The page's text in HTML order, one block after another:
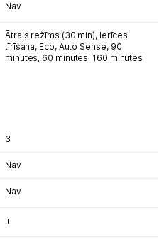
Nav
Ātrais režīms (30 min), Ierīces
tīrīšana, Eco, Auto Sense, 90
minūtes, 60 minūtes, 160 minūtes
3
Nav
Nav
Ir